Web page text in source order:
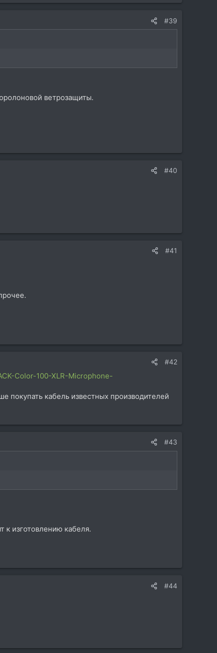
#39
ветрозащиты.
#40
#41
#42
Color-100-XLR-Microphone-
покупать кабель известных производителей
#43
к изготовлению кабеля.
#44